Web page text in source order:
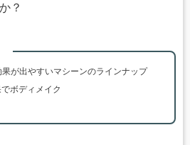
？
が出やすいマシーンのラインナップ
ボディメイク